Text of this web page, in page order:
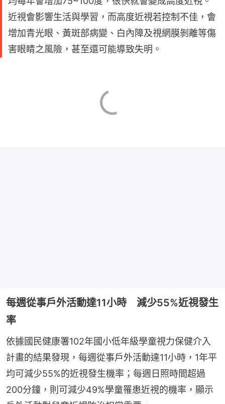
近視會影響生活與學習，而高度近視若控制不佳，會
增加青光眼、黃斑部病變、白內障及視網膜剝離等傷
害眼睛之風險，甚至還可能導致失明。
每週從事戶外活動達11小時 減少55%近視發生
率
依據國民健康署102年國小低年級學童視力保健介入
計畫的結果發現，每週從事戶外活動達11小時，1年平
均可減少55%的近視發生機率；每週日照時間超過
200分鐘，則可減少49%學童罹患近視的機率，顯示